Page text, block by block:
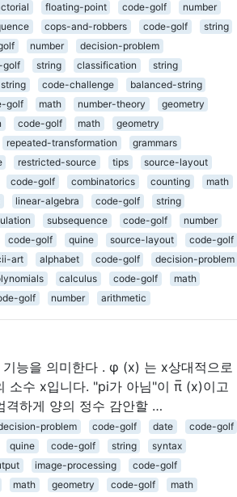
floating-point code-golf
number
cops-and-robbers code-golf
string
number
decision-problem
golf string classification
string
string code-challenge
balanced-string
golf math number-theory
geometry
code-golf math
geometry
repeated-transformation
grammars
restricted-source tips
source-layout
code-golf combinatorics counting
math
linear-algebra code-golf
string
subsequence code-golf
number
code-golf quine source-layout
code-golf
art alphabet code-golf
decision-problem
calculus code-golf
math
golf number arithmetic
능을 의미한다 . φ (x) 는 x상대적으로
소수 x입니다. "pi가 아님"이 π̅ (x)이고
격하게 양의 정수 감안할 …
problem code-golf date
code-golf
quine code-golf string
syntax
image-processing
code-golf
math geometry code-golf
math